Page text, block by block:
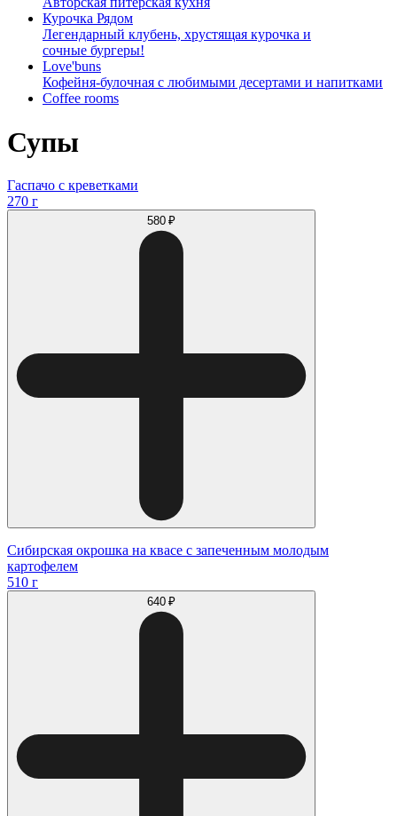
Курочка Рядом
Легендарный клубень, хрустящая курочка и
сочные бургеры!
Love'buns
Кофейня-булочная с любимыми десертами и напитками
Coffee rooms
Супы
Гаспачо с креветками
270 г
580 ₽
Сибирская окрошка на квасе с запеченным молодым
картофелем
510 г
640 ₽